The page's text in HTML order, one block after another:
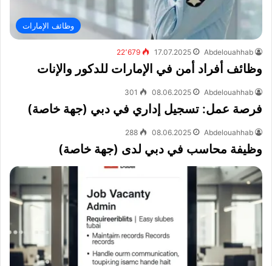
وظائف الإمارات
Abdelouahhab
17.07.2025 22٬679
وظائف أفراد أمن في الإمارات للدكور والإنات
Abdelouahhab
08.06.2025
301
فرصة عمل: تسجيل إداري في دبي (جهة خاصة)
Abdelouahhab
08.06.2025
288
وظيفة محاسب في دبي لدى (جهة خاصة)